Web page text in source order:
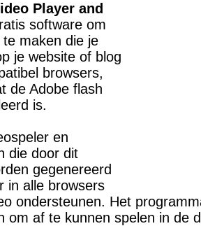
Player and
software om
maken die je
je website of blog
browsers,
de Adobe flash
is.
en
die door dit
gegenereerd
in alle browsers
ondersteunen. Het
om af te kunnen spelen in de